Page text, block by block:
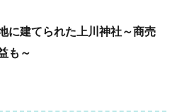
に建てられた上川神社～商売
も～